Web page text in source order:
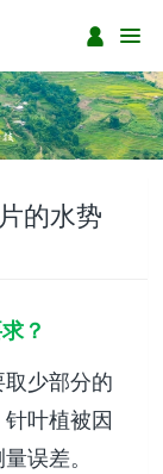
的水势
？
少部分的
叶植被因
误差。